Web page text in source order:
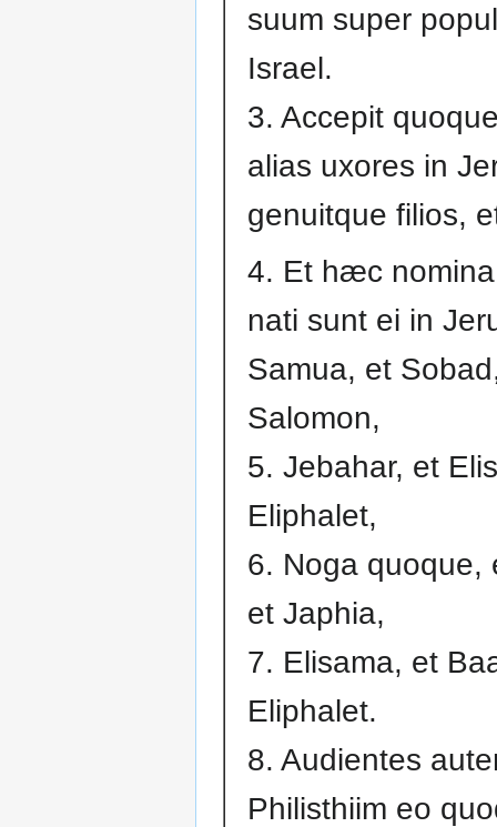
suum super
Israel.
3. Accepit
alias uxores in
genuitque filios,
4. Et hæc
nati sunt ei in
Samua, et
Salomon,
5. Jebahar, et
Eliphalet,
6. Noga quoque,
et Japhia,
7. Elisama, et
Eliphalet.
8. Audientes
Philisthiim eo